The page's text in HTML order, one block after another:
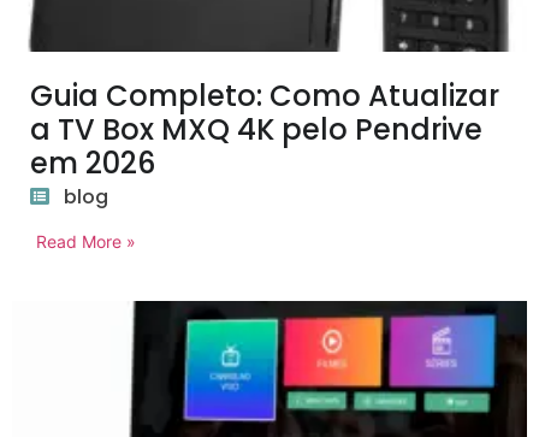
Guia Completo: Como Atualizar
a TV Box MXQ 4K pelo Pendrive
em 2026
blog
Read More »